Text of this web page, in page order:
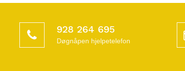
928 264 695
Døgnåpen hjelpetelefon